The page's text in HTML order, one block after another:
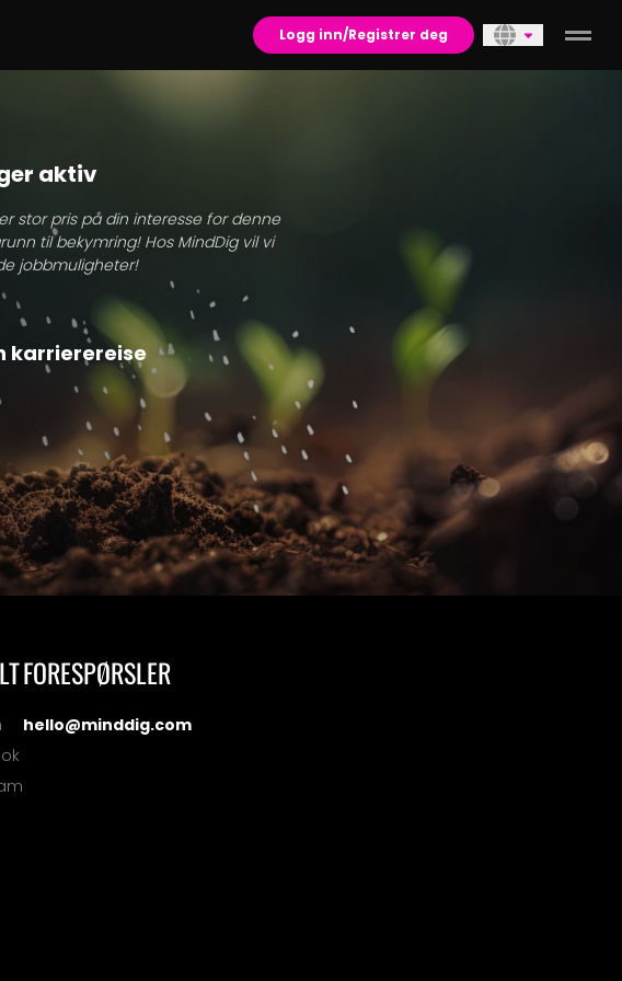
Logg inn/Registrer deg
aktiv
stor pris på din interesse for denne
til bekymring! Hos MindDig vil vi
jobbmuligheter!
karrierereise
FORESPØRSLER
hello@minddig.com